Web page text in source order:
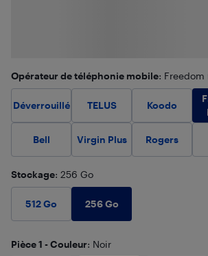
Opérateur de téléphonie mobile: Freedom
Déverrouillé TELUS Koodo
Bell Virgin Plus Rogers
Stockage: 256 Go
512 Go 256 Go
Pièce 1 - Couleur: Noir